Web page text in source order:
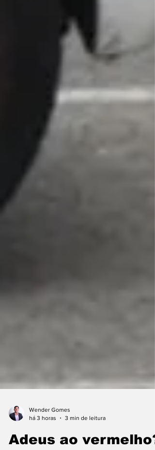
há 3 horas
3 min de leitura